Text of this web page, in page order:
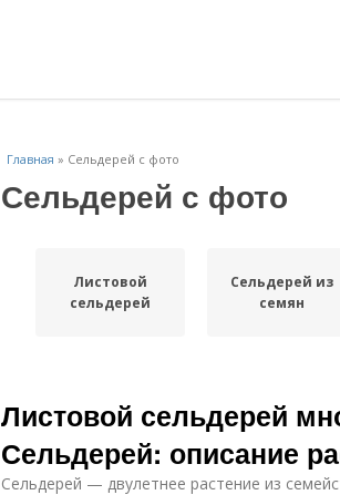
Главная » Сельдерей с фото
Сельдерей с фото
Листовой
сельдерей
Сельдерей из
семян
Листовой сельдерей
Сельдерей: описание
Сельдерей — двулетнее растение из